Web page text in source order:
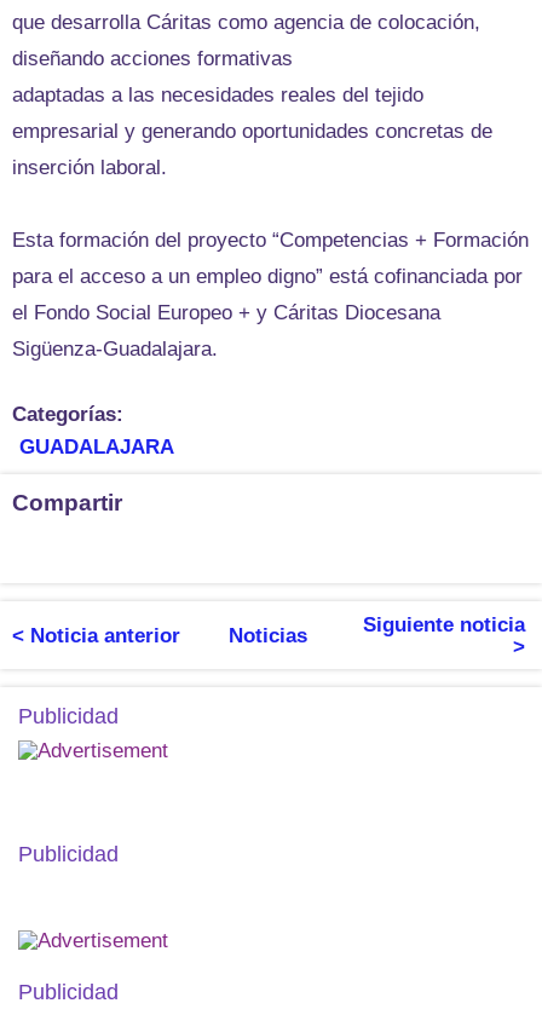
que desarrolla Cáritas como agencia de colocación,
diseñando acciones formativas
adaptadas a las necesidades reales del tejido
empresarial y generando oportunidades concretas de
inserción laboral.
Esta formación del proyecto “Competencias + Formación
para el acceso a un empleo digno” está cofinanciada por
el Fondo Social Europeo + y Cáritas Diocesana
Sigüenza-Guadalajara.
Categorías:
GUADALAJARA
Compartir
< Noticia anterior Noticias
Siguiente noticia
>
Publicidad
Publicidad
Publicidad